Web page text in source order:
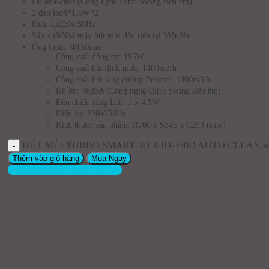
2 đèn led4*1.5W*2
Điện áp220v/50Hz
Sản xuất Nhà máy hút mùi đầu tiên tại Việt Na
Ống thoát: Φ150mm
Công suất động cơ: 195W.
Công suất hút định mức: 1400m3/h
Công suất hút tăng cường Booster: 1800m3/h
Độ ồn: 46dbA (Công nghệ Ultra Swing siêu êm).
Đèn chiếu sáng Led: 1 x 4.5W
Điện áp: 220V/50Hz
Kích thước sản phẩm: R700 x S345 x C293 (mm)
HÚT MÙI TURBO SMART 3D X3D-350D AUTO CLEAN
Thêm vào giỏ hàng Mua Ngay
trả giá qua zalo - Giá Tốt Hơn